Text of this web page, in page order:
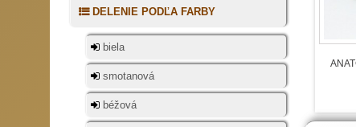
DELENIE PODĽA FARBY
biela
smotanová
béžová